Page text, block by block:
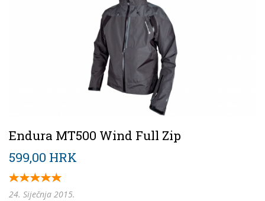
Endura MT500 Wind Full Zip
599,00 HRK
24. Siječnja 2015.